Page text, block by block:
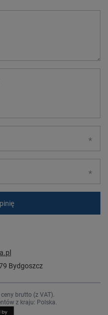
Bydgoszcz
brutto (z VAT).
z kraju: Polska.